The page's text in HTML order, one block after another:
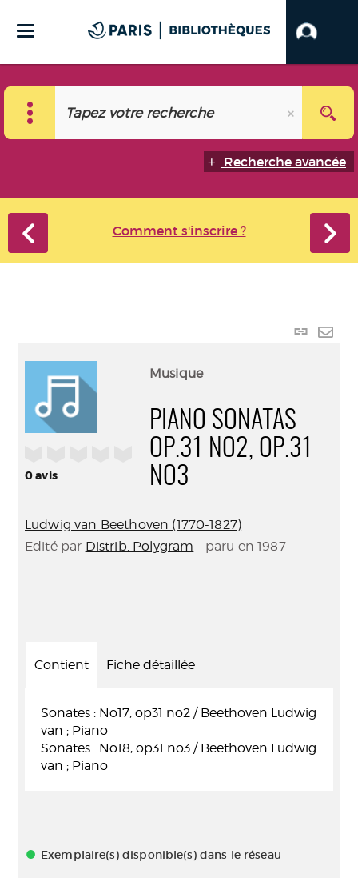
Recherche avancée
Comment s'inscrire ?
Lien
0avis
Musique
PIANO SONATAS
OP.31 NO2, OP.31
NO3
Ludwig van Beethoven (1770-1827)
Edité par Distrib. Polygram - paru en 1987
Contient Fiche détaillée
Sonates : No17, op31 no2 / Beethoven Ludwig
van ; Piano
Sonates : No18, op31 no3 / Beethoven Ludwig
van ; Piano
Exemplaire(s) disponible(s) dans le réseau